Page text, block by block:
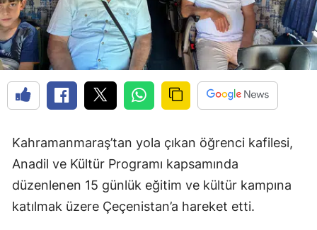
Kahramanmaraş’tan yola çıkan öğrenci kafilesi,
Anadil ve Kültür Programı kapsamında
düzenlenen 15 günlük eğitim ve kültür kampına
katılmak üzere Çeçenistan’a hareket etti.